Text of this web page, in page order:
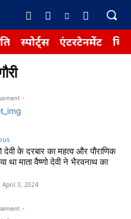
स्पोर्ट्स एंटरटेनमेंट
-
देवी के दरबार का महत्व और पौराणिक
था माता वैष्णो देवी ने भैरवनाथ का
April 3, 2024
-